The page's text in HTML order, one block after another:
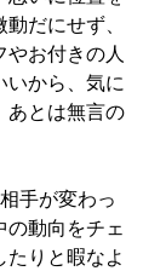
だにせず、
お付きの人
いから、気に
あとは無言の
手が変わっ
の動向をチェ
たりと暇なよ